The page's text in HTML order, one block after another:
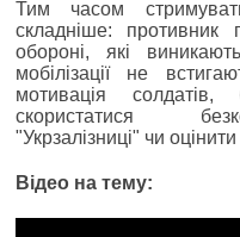
Тим часом
складніше: противник
обороні, які
мобілізації не
мотивація
скористатися
"Укрзалізниці" чи
Відео на тему: